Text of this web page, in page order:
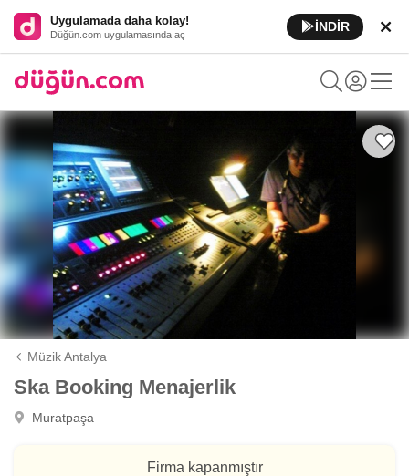
Uygulamada daha kolay!
Düğün.com uygulamasında aç
İNDİR
Müzik Antalya
Ska Booking Menajerlik
Muratpaşa
Firma kapanmıştır